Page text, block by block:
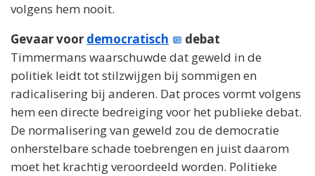
volgens hem nooit.
Gevaar voor democratisch
debat
Timmermans waarschuwde dat geweld in de
politiek leidt tot stilzwijgen bij sommigen en
radicalisering bij anderen. Dat proces vormt volgens
hem een directe bedreiging voor het publieke debat.
De normalisering van geweld zou de democratie
onherstelbare schade toebrengen en juist daarom
moet het krachtig veroordeeld worden. Politieke